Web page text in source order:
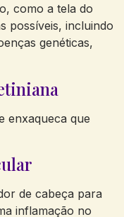
como a tela do
possíveis, incluindo
genéticas,
enxaqueca que
de cabeça para
inflamação no